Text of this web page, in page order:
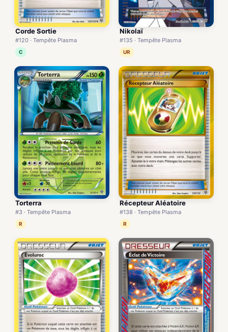
Corde Sortie
#120 · Tempête Plasma
C
Nikolaï
#135 · Tempête Plasma
UR
Torterra
#3 · Tempête Plasma
R
Récepteur Aléatoire
#138 · Tempête Plasma
R